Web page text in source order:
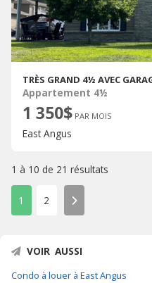
TRÈS GRAND 4½ AVEC
Appartement 4½
1 350$ PAR MOIS
East Angus
1 à 10 de 21 résultats
1 2
VOIR AUSSI
Condo à louer à East Angus